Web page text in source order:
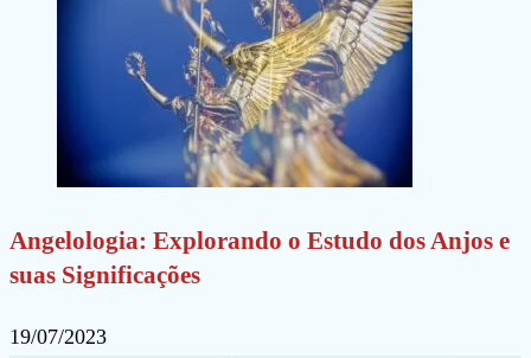
Angelologia: Explorando o Estudo dos Anjos e
suas Significações
19/07/2023